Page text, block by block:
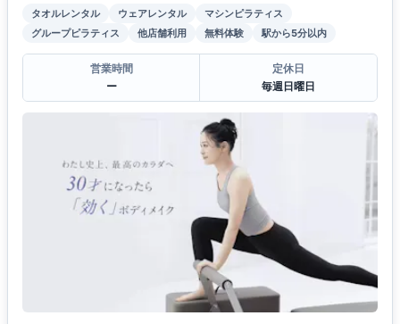
タオルレンタル ウェアレンタル
マシンピラティス
グループピラティス
他店舗利用 無料体験 駅から5分以内
営業時間
ー
定休日
毎週日曜日